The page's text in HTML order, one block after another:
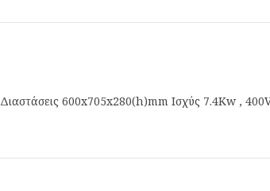
Διαστάσεις 600x705x280(h)mm Ισχύς 7.4Kw ,